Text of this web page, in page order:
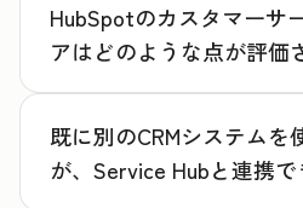
HubSpotのカスタマーサ
アはどのような点が評価
既に別のCRMシステムを
が、Service Hubと連携で